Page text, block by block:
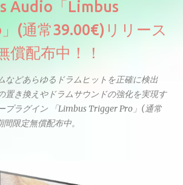
Audio「Limbus
(通常39.00€)リリース
償配布中！！
などあらゆるドラムヒットを正確に検出
置き換えやドラムサウンドの強化を実現す
プラグイン 「Limbus Trigger Pro」(通常
限定無償配布中。